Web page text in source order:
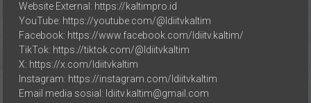
YouTube: https://youtube.com/@ldiitvkaltim
Facebook: https://www.facebook.com/ldiitv.kaltim/
TikTok: https://tiktok.com/@ldiitvkaltim
X: https://x.com/ldiitvkaltim
Instagram: https://instagram.com/ldiitvkaltim
Email media sosial: ldiitv.kaltim@gmail.com